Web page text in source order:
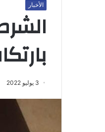
الأخبار
3 يوليو 2022